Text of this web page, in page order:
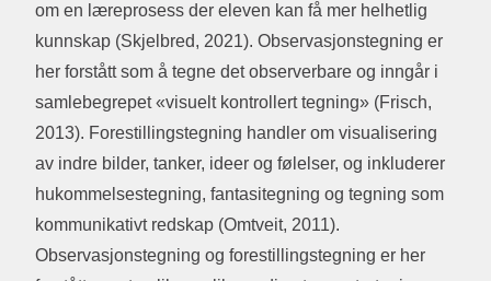
om en læreprosess der eleven kan få mer helhetlig
kunnskap (Skjelbred, 2021). Observasjonstegning er
her forstått som å tegne det observerbare og inngår i
samlebegrepet «visuelt kontrollert tegning» (Frisch,
2013). Forestillingstegning handler om visualisering
av indre bilder, tanker, ideer og følelser, og inkluderer
hukommelsestegning, fantasitegning og tegning som
kommunikativt redskap (Omtveit, 2011).
Observasjonstegning og forestillingstegning er her